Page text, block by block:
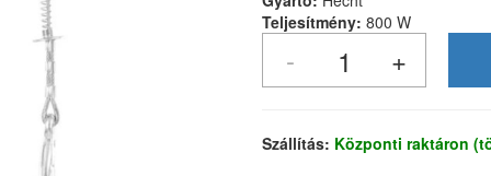
Teljesítmény: 800 W
Szállítás: Központi raktáron